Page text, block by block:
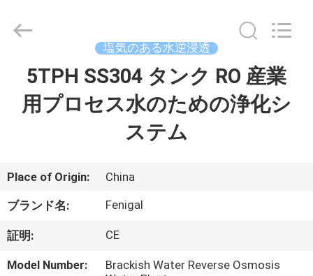
ダ
ク
ト
2026
Technology
塩気のある水逆浸透
5TPH SS304 タンク RO 産業
用プロセス水のための浄化シ
ステム
Place of Origin: China
ブランド名: Fenigal
証明: CE
Model Number:
Brackish Water Reverse Osmosis